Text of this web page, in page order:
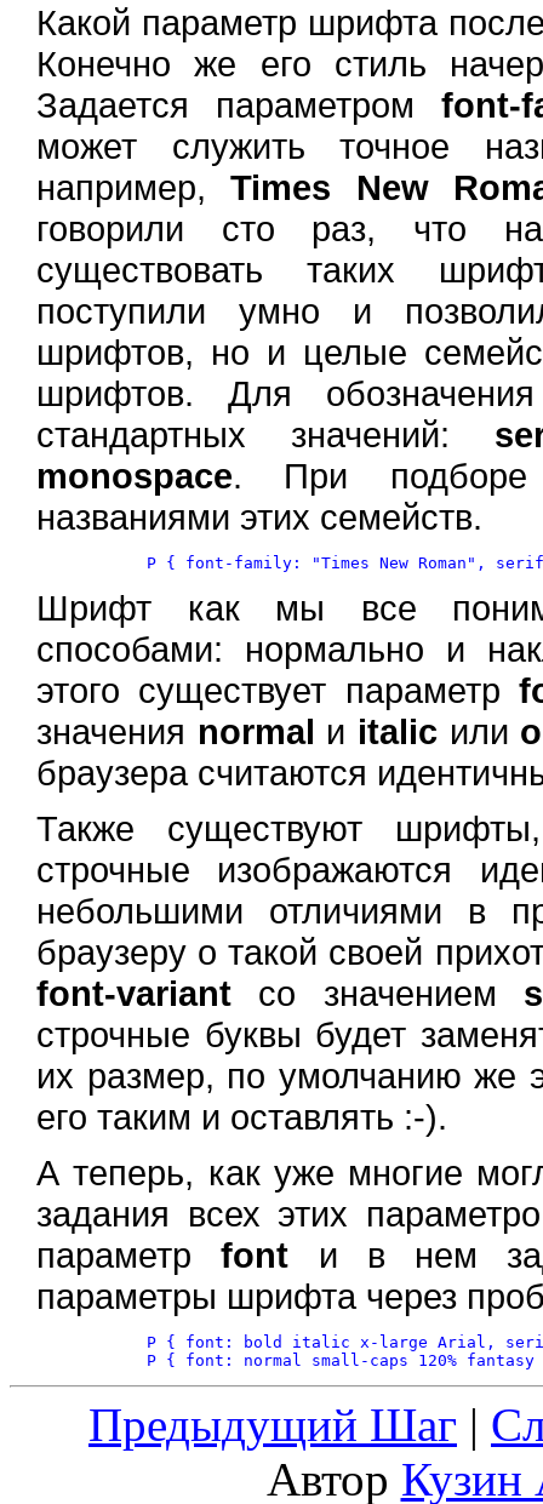
Какой параметр шрифта
Конечно же его стиль
Задается параметромfont-
может служить точное
например,Times New
говорили сто раз, что
существовать таких
поступили умно и
шрифтов, но и целые
шрифтов. Для
стандартных значений:
monospace. При подборе
названиями этих семейств.
Шрифт как мы все
способами: нормально и
этого существует параметр
значения normal и italic или
браузера считаются
Также существуют
строчные изображаются
небольшими отличиями в
браузеру о такой своей
font-variant со значением
строчные буквы будет
их размер, по умолчанию же
его таким и оставлять :-).
А теперь, как уже многие
задания всех этих
параметрfont и в нем
параметры шрифта через
Предыдущий Шаг |
Автор Кузин